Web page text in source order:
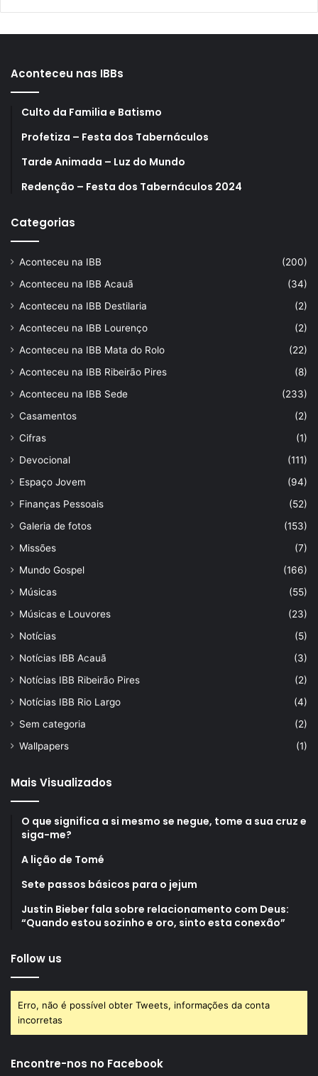
Aconteceu nas IBBs
Culto da Familia e Batismo
Profetiza – Festa dos Tabernáculos
Tarde Animada – Luz do Mundo
Redenção – Festa dos Tabernáculos 2024
Categorias
Aconteceu na IBB
(200)
Aconteceu na IBB Acauã
(34)
Aconteceu na IBB Destilaria
(2)
Aconteceu na IBB Lourenço
(2)
Aconteceu na IBB Mata do Rolo
(22)
Aconteceu na IBB Ribeirão Pires
(8)
Aconteceu na IBB Sede
(233)
Casamentos
(2)
Cifras
(1)
Devocional
(111)
Espaço Jovem
(94)
Finanças Pessoais
(52)
Galeria de fotos
(153)
Missões
(7)
Mundo Gospel
(166)
Músicas
(55)
Músicas e Louvores
(23)
Notícias
(5)
Notícias IBB Acauã
(3)
Notícias IBB Ribeirão Pires
(2)
Notícias IBB Rio Largo
(4)
Sem categoria
(2)
Wallpapers
(1)
Mais Visualizados
O que significa a si mesmo se negue, tome a sua cruz e
siga-me?
A lição de Tomé
Sete passos básicos para o jejum
Justin Bieber fala sobre relacionamento com Deus:
“Quando estou sozinho e oro, sinto esta conexão”
Follow us
Erro, não é possível obter Tweets, informações da conta
incorretas
Encontre-nos no Facebook